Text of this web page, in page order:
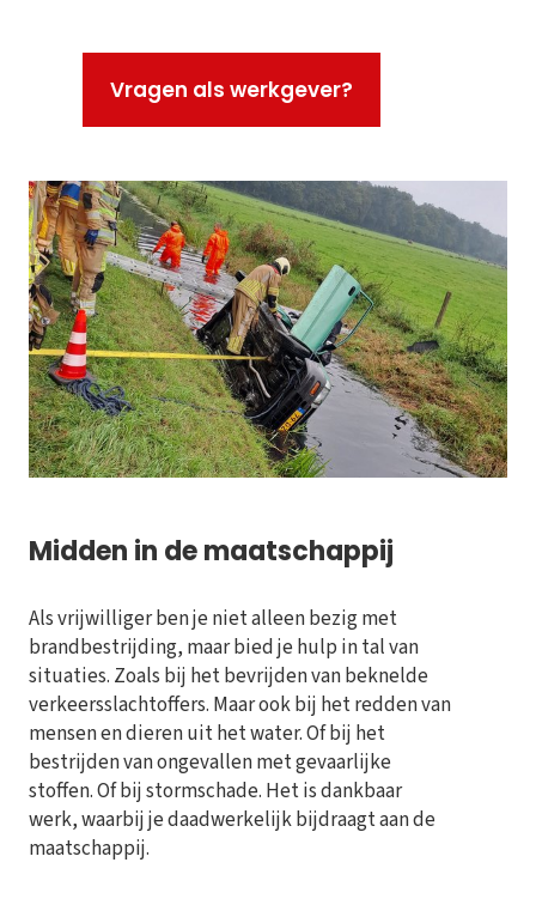
Vragen als werkgever?
Midden in de maatschappij
Als vrijwilliger ben je niet alleen bezig met
brandbestrijding, maar bied je hulp in tal van
situaties. Zoals bij het bevrijden van beknelde
verkeersslachtoffers. Maar ook bij het redden van
mensen en dieren uit het water. Of bij het
bestrijden van ongevallen met gevaarlijke
stoffen. Of bij stormschade. Het is dankbaar
werk, waarbij je daadwerkelijk bijdraagt aan de
maatschappij.